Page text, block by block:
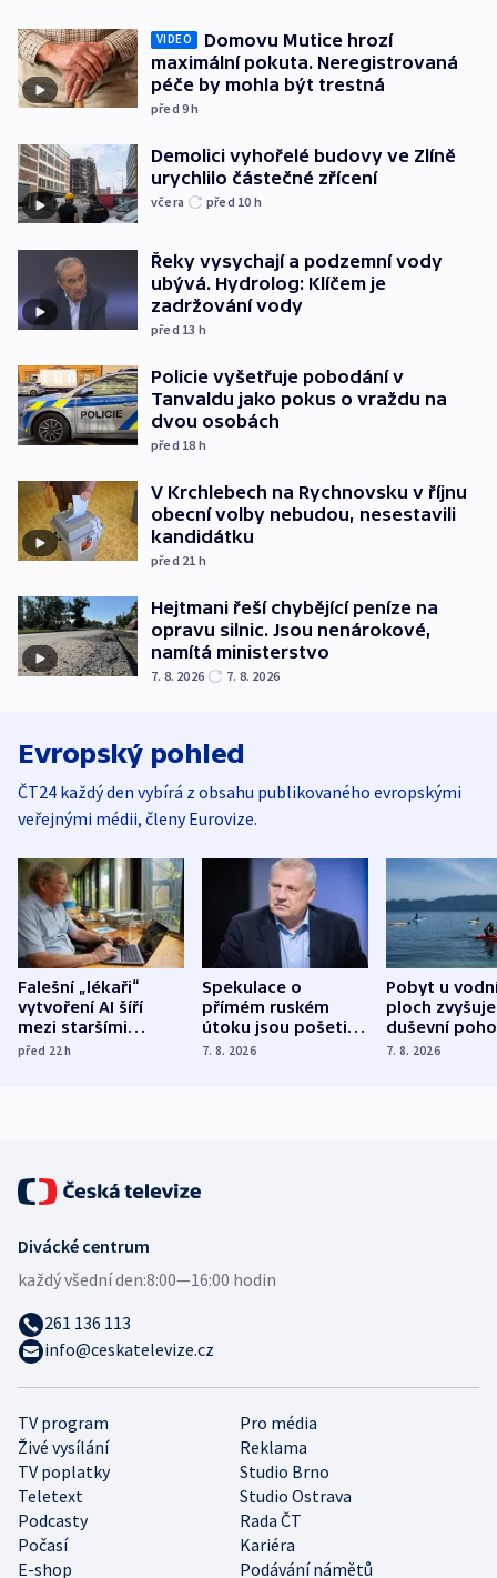
VIDEO
Domovu Mutice hrozí
maximální pokuta. Neregistrovaná
péče by mohla být trestná
před 9h
Demolici vyhořelé budovy ve Zlíně
urychlilo částečné zřícení
včera před 10 h
Řeky vysychají a podzemní vody
ubývá. Hydrolog: Klíčem je
zadržování vody
před 13 h
Policie vyšetřuje pobodání v
Tanvaldu jako pokus o vraždu na
dvou osobách
před 18 h
V Krchlebech na Rychnovsku v říjnu
obecní volby nebudou, nesestavili
kandidátku
před 21 h
Hejtmani řeší chybějící peníze na
opravu silnic. Jsou nenárokové,
namítá ministerstvo
7. 8. 2026 7. 8. 2026
Evropský pohled
ČT24 každý den vybírá z obsahu publikovaného evropskými
veřejnými médii, členy Eurovize.
Falešní „lékaři“
vytvoření AI šíří
mezi staršími
Poláky nebezpečné
před 22h
Spekulace o
přímém ruském
útoku jsou pošetilé,
míní estonský
7. 8. 2026
Pobyt u
ploch zvyšuje
duševní
ukázala
7. 8. 2026
TV program
Pro média
Živé vysílání
Reklama
TV poplatky
Studio Brno
Teletext
Studio Ostrava
Podcasty
Rada ČT
Počasí
Kariéra
E-shop
Podávání námětů
Divácké centrum
každý všední den:8:00—16:00 hodin
261 136 113
info@ceskatelevize.cz